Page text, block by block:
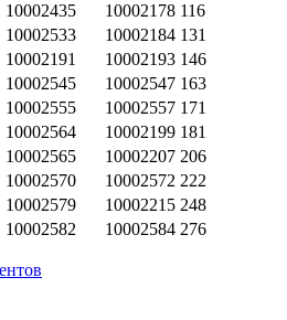
10002435 10002178 116
10002533 10002184 131
10002191 10002193 146
10002545 10002547 163
10002555 10002557 171
10002564 10002199 181
10002565 10002207 206
10002570 10002572 222
10002579 10002215 248
10002582 10002584 276